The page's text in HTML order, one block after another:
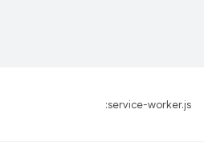
service-worker.js: